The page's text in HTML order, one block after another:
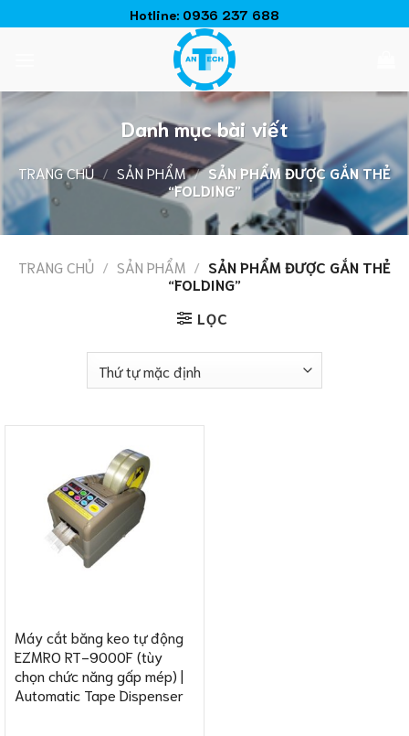
đến
Hotline: 0936 237 688
Danh mục bài viết
TRANG CHỦ / SẢN PHẨM / SẢN PHẨM ĐƯỢC GẮN THẺ
“FOLDING”
TRANG CHỦ / SẢN PHẨM / SẢN PHẨM ĐƯỢC GẮN THẺ
“FOLDING”
LỌC
Máy cắt băng keo tự động
EZMRO RT-9000F (tùy
chọn chức năng gấp mép) |
Automatic Tape Dispenser